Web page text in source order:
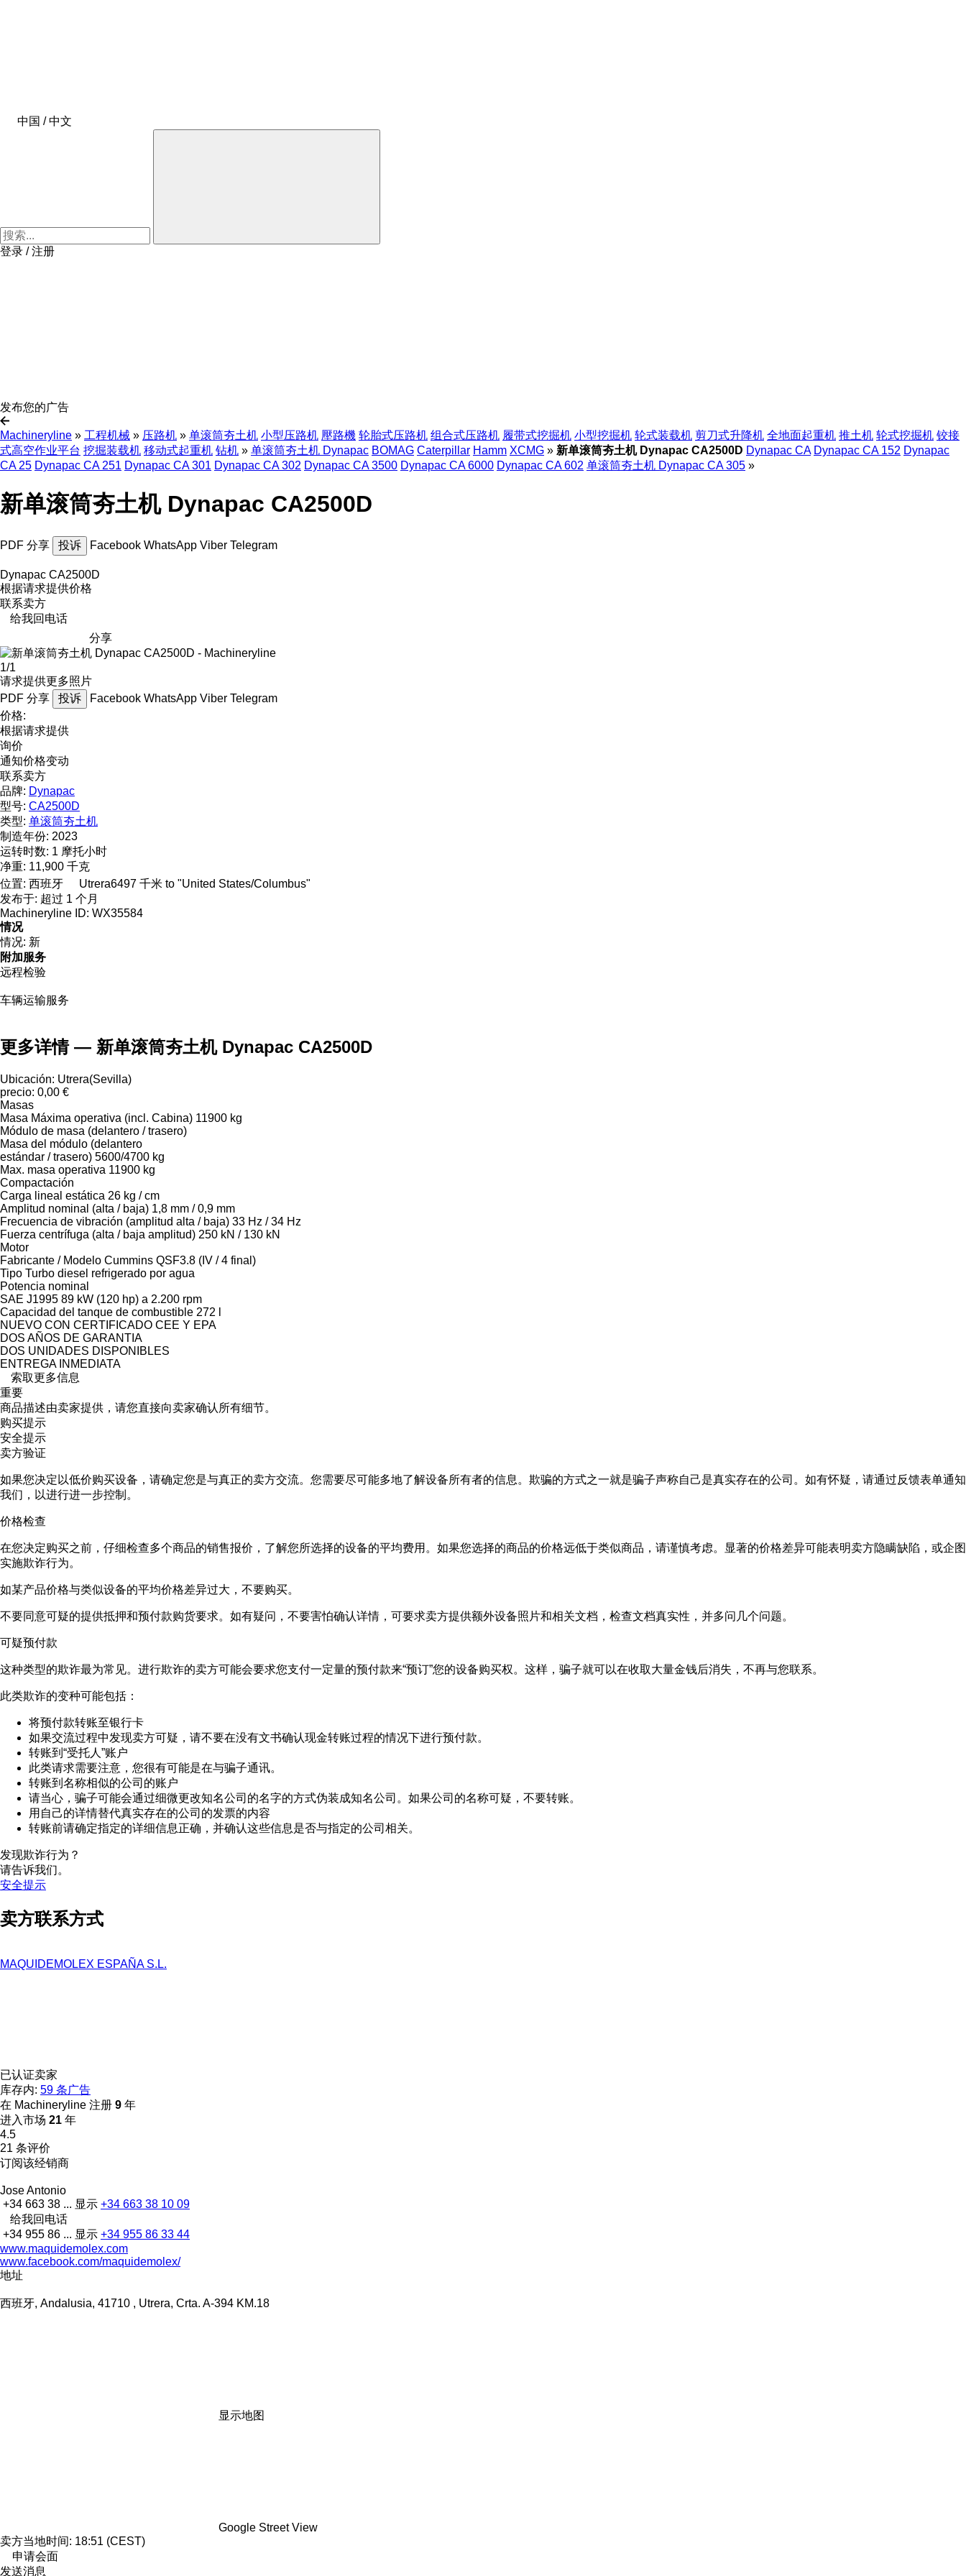
中国 / 中文
登录 / 注册
发布您的广告
Machineryline » 工程机械 » 压路机 » 单滚筒夯土机 小型压路机 壓路機 轮胎式压路机 组合式压路机 履带式挖掘机 小型挖掘机 轮式装载机 剪刀式升降机 全地面起重机 推土机 轮式挖掘机 铰接
式高空作业平台 挖掘装载机 移动式起重机 钻机 » 单滚筒夯土机 Dynapac BOMAG Caterpillar Hamm XCMG » 新单滚筒夯土机 Dynapac CA2500D Dynapac CA Dynapac CA 152 Dynapac
CA 25 Dynapac CA 251 Dynapac CA 301 Dynapac CA 302 Dynapac CA 3500 Dynapac CA 6000 Dynapac CA 602 单滚筒夯土机 Dynapac CA 305 »
新单滚筒夯土机 Dynapac CA2500D
PDF 分享 投诉 Facebook WhatsApp Viber Telegram
Dynapac CA2500D
根据请求提供价格
联系卖方
给我回电话
分享
1/1
请求提供更多照片
PDF 分享 投诉 Facebook WhatsApp Viber Telegram
价格:
根据请求提供
询价
通知价格变动
联系卖方
品牌: Dynapac
型号: CA2500D
类型: 单滚筒夯土机
制造年份: 2023
运转时数: 1 摩托小时
净重: 11,900 千克
位置: 西班牙 Utrera6497 千米 to "United States/Columbus"
发布于: 超过 1 个月
Machineryline ID: WX35584
情况
情况: 新
附加服务
远程检验
车辆运输服务
更多详情 — 新单滚筒夯土机 Dynapac CA2500D
Ubicación: Utrera(Sevilla)
precio: 0,00 €
Masas
Masa Máxima operativa (incl. Cabina) 11900 kg
Módulo de masa (delantero / trasero)
Masa del módulo (delantero
estándar / trasero) 5600/4700 kg
Max. masa operativa 11900 kg
Compactación
Carga lineal estática 26 kg / cm
Amplitud nominal (alta / baja) 1,8 mm / 0,9 mm
Frecuencia de vibración (amplitud alta / baja) 33 Hz / 34 Hz
Fuerza centrífuga (alta / baja amplitud) 250 kN / 130 kN
Motor
Fabricante / Modelo Cummins QSF3.8 (IV / 4 final)
Tipo Turbo diesel refrigerado por agua
Potencia nominal
SAE J1995 89 kW (120 hp) a 2.200 rpm
Capacidad del tanque de combustible 272 l
NUEVO CON CERTIFICADO CEE Y EPA
DOS AÑOS DE GARANTIA
DOS UNIDADES DISPONIBLES
ENTREGA INMEDIATA
索取更多信息
重要
商品描述由卖家提供，请您直接向卖家确认所有细节。
购买提示
安全提示
卖方验证
如果您决定以低价购买设备，请确定您是与真正的卖方交流。您需要尽可能多地了解设备所有者的信息。欺骗的方式之一就是骗子声称自己是真实存在的公司。如有怀疑，请通过反馈表单通知
我们，以进行进一步控制。
价格检查
在您决定购买之前，仔细检查多个商品的销售报价，了解您所选择的设备的平均费用。如果您选择的商品的价格远低于类似商品，请谨慎考虑。显著的价格差异可能表明卖方隐瞒缺陷，或企图
实施欺诈行为。
如某产品价格与类似设备的平均价格差异过大，不要购买。
不要同意可疑的提供抵押和预付款购货要求。如有疑问，不要害怕确认详情，可要求卖方提供额外设备照片和相关文档，检查文档真实性，并多问几个问题。
可疑预付款
这种类型的欺诈最为常见。进行欺诈的卖方可能会要求您支付一定量的预付款来“预订”您的设备购买权。这样，骗子就可以在收取大量金钱后消失，不再与您联系。
此类欺诈的变种可能包括：
将预付款转账至银行卡
如果交流过程中发现卖方可疑，请不要在没有文书确认现金转账过程的情况下进行预付款。
转账到“受托人”账户
此类请求需要注意，您很有可能是在与骗子通讯。
转账到名称相似的公司的账户
请当心，骗子可能会通过细微更改知名公司的名字的方式伪装成知名公司。如果公司的名称可疑，不要转账。
用自己的详情替代真实存在的公司的发票的内容
转账前请确定指定的详细信息正确，并确认这些信息是否与指定的公司相关。
发现欺诈行为？
请告诉我们。
安全提示
卖方联系方式
MAQUIDEMOLEX ESPAÑA S.L.
已认证卖家
库存内: 59 条广告
在 Machineryline 注册 9 年
进入市场 21 年
4.5
21 条评价
订阅该经销商
Jose Antonio
+34 663 38 ... 显示 +34 663 38 10 09
给我回电话
+34 955 86 ... 显示 +34 955 86 33 44
www.maquidemolex.com
www.facebook.com/maquidemolex/
地址
西班牙, Andalusia, 41710 , Utrera, Crta. A-394 KM.18
显示地图
Google Street View
卖方当地时间: 18:51 (CEST)
申请会面
发送消息